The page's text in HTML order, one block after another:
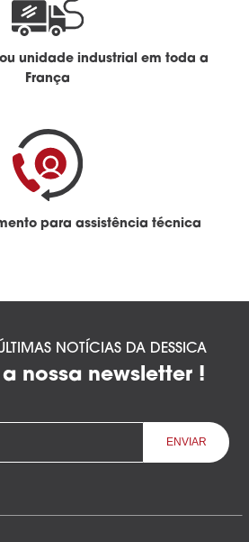
unidade industrial em toda a
França
para assistência técnica
NOTÍCIAS DA DESSICA
nossa newsletter !